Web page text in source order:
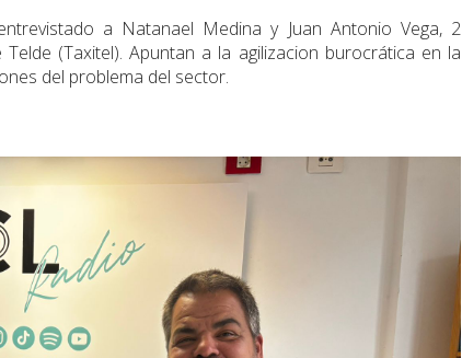
a Natanael Medina y Juan Antonio Vega, 2
(Taxitel). Apuntan a la agilizacion burocrática en la
del problema del sector.